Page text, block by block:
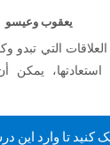
يعقوب وعيسو
التي تبدو
يمكن
کنید تا وارد این